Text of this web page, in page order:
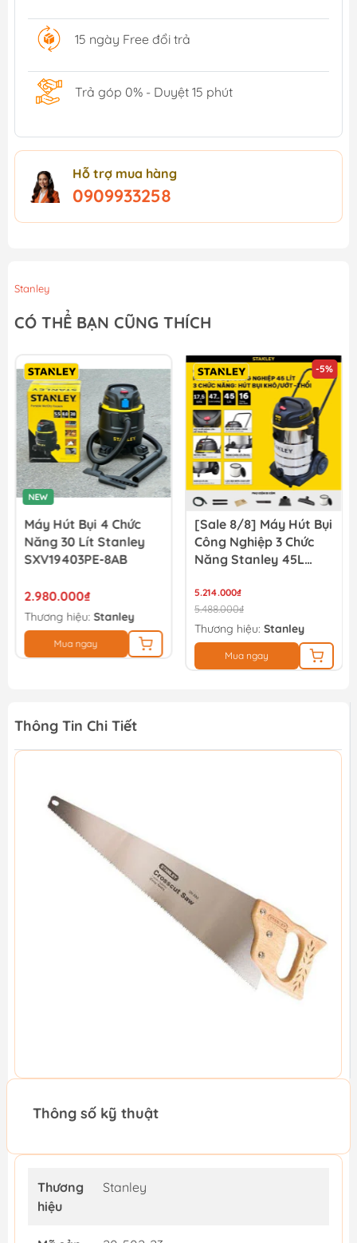
15 ngày Free đổi trả
Trả góp 0% - Duyệt 15 phút
Hỗ trợ mua hàng
0909933258
Stanley
CÓ THỂ BẠN CŨNG THÍCH
NEW
Máy Hút Bụi 4 Chức
Năng 30 Lít Stanley
SXV19403PE-8AB
2.980.000₫
Thương hiệu: Stanley
Mua ngay
-5%
[Sale 8/8] Máy Hút Bụi
Công Nghiệp 3 Chức
Năng Stanley 45L
5.214.000₫
5.488.000₫
Thương hiệu: Stanley
Mua ngay
Thông Tin Chi Tiết
Thông số kỹ thuật
Thương
hiệu
Stanley